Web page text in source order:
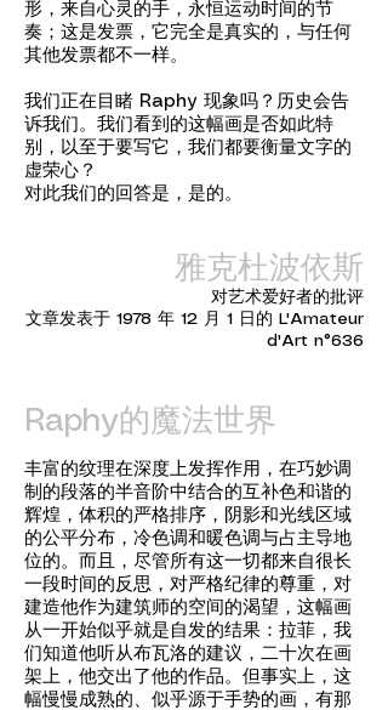
形，来自心灵的手，永恒运动时间的节
奏；这是发票，它完全是真实的，与任何
其他发票都不一样。
我们正在目睹 Raphy 现象吗？历史会告
诉我们。我们看到的这幅画是否如此特
别，以至于要写它，我们都要衡量文字的
虚荣心？
对此我们的回答是，是的。
雅克杜波依斯
对艺术爱好者的批评
文章发表于 1978 年 12 月 1 日的 L'Amateur
d'Art n°636
Raphy的魔法世界
丰富的纹理在深度上发挥作用，在巧妙调
制的段落的半音阶中结合的互补色和谐的
辉煌，体积的严格排序，阴影和光线区域
的公平分布，冷色调和暖色调与占主导地
位的。而且，尽管所有这一切都来自很长
一段时间的反思，对严格纪律的尊重，对
建造他作为建筑师的空间的渴望，这幅画
从一开始似乎就是自发的结果：拉菲，我
们知道他听从布瓦洛的建议，二十次在画
架上，他交出了他的作品。但事实上，这
幅慢慢成熟的、似乎源于手势的画，有那